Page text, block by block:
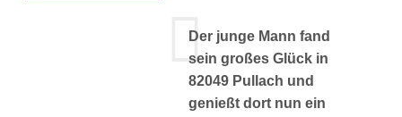
Der junge Mann fand
sein großes Glück in
82049 Pullach und
genießt dort nun ein